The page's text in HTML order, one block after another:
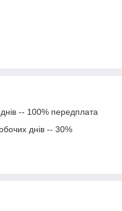
-- 100% передплата
днів -- 30%